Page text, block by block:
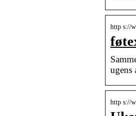
http s://
ugens
http s://